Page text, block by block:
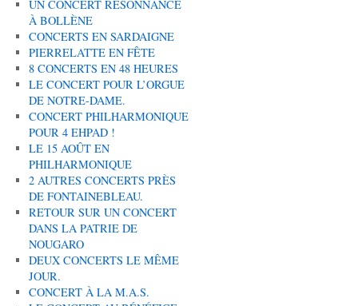
UN CONCERT RÉSONNANCE
À BOLLÈNE
CONCERTS EN SARDAIGNE
PIERRELATTE EN FÊTE
8 CONCERTS EN 48 HEURES
LE CONCERT POUR L’ORGUE
DE NOTRE-DAME.
CONCERT PHILHARMONIQUE
POUR 4 EHPAD !
LE 15 AOÛT EN
PHILHARMONIQUE
2 AUTRES CONCERTS PRÈS
DE FONTAINEBLEAU.
RETOUR SUR UN CONCERT
DANS LA PATRIE DE
NOUGARO
DEUX CONCERTS LE MÊME
JOUR.
CONCERT À LA M.A.S.